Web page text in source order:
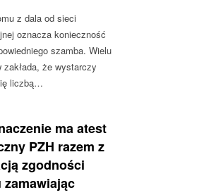
z dala od sieci
oznacza konieczność
szamba. Wielu
zakłada, że wystarczy
liczbą…
ma atest
PZH razem z
zgodności